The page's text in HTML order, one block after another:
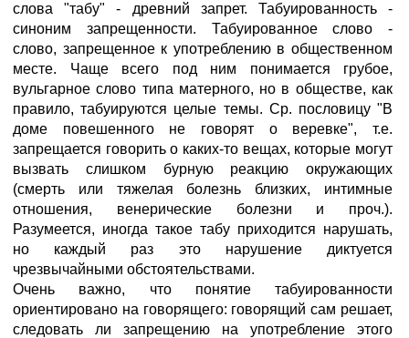
слова "табу" - древний запрет. Табуированность -
синоним запрещенности. Табуированное слово -
слово, запрещенное к употреблению в общественном
месте. Чаще всего под ним понимается грубое,
вульгарное слово типа матерного, но в обществе, как
правило, табуируются целые темы. Ср. пословицу "В
доме повешенного не говорят о веревке", т.е.
запрещается говорить о каких-то вещах, которые могут
вызвать слишком бурную реакцию окружающих
(смерть или тяжелая болезнь близких, интимные
отношения, венерические болезни и проч.).
Разумеется, иногда такое табу приходится нарушать,
но каждый раз это нарушение диктуется
чрезвычайными обстоятельствами.
Очень важно, что понятие табуированности
ориентировано на говорящего: говорящий сам решает,
следовать ли запрещению на употребление этого